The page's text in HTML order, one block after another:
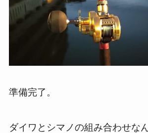
準備完了。
ダイワとシマノの組み合わせな